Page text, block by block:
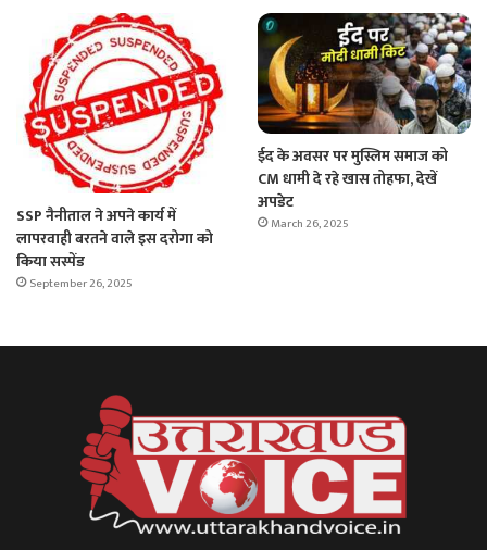
SSP नैनीताल ने अपने कार्य में
लापरवाही बरतने वाले इस दरोगा को
किया सस्पेंड
September 26, 2025
ईद के अवसर पर मुस्लिम समाज को
CM धामी दे रहे खास तोहफा, देखें
अपडेट
March 26, 2025